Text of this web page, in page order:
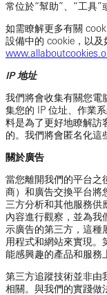
常位於“幫助”、“工具”
如需瞭解更多有關
設備中的 cookie，以
IP 地址
我們將會收集有關您電
集您的 IP 位址、作業
料是為了更好地瞭解訪
的。我們將會匿名化這
關於廣告
當您離開我們的平台之
商）和廣告交換平台將
三方分析和其他服務供
內容進行觀察，並為我
示廣告的第三方，這種
用程式和網站來實現
能感興趣的產品和服務
第三方追蹤技術並非由
相關。與我們的實踐做